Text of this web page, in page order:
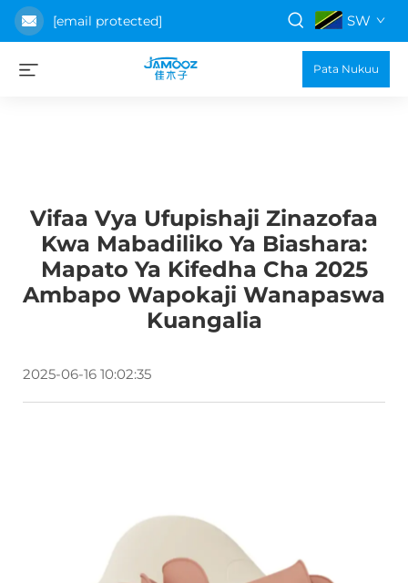
[email protected] SW
Pata Nukuu
Vifaa Vya Ufupishaji Zinazofaa
Kwa Mabadiliko Ya Biashara:
Mapato Ya Kifedha Cha 2025
Ambapo Wapokaji Wanapaswa
Kuangalia
2025-06-16 10:02:35